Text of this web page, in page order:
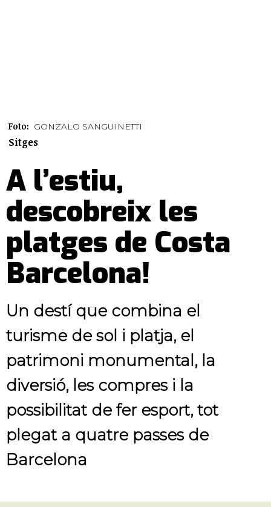
Foto: GONZALO SANGUINETTI
Sitges
A l’estiu,
descobreix les
platges de Costa
Barcelona!
Un destí que combina el
turisme de sol i platja, el
patrimoni monumental, la
diversió, les compres i la
possibilitat de fer esport, tot
plegat a quatre passes de
Barcelona